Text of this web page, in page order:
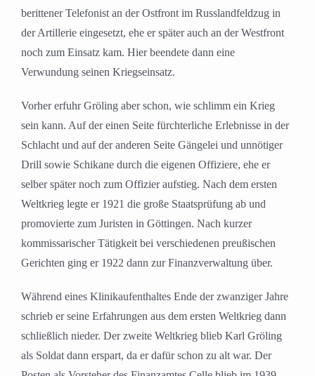
berittener Telefonist an der Ostfront im Russlandfeldzug in
der Artillerie eingesetzt, ehe er später auch an der Westfront
noch zum Einsatz kam. Hier beendete dann eine
Verwundung seinen Kriegseinsatz.
Vorher erfuhr Gröling aber schon, wie schlimm ein Krieg
sein kann. Auf der einen Seite fürchterliche Erlebnisse in der
Schlacht und auf der anderen Seite Gängelei und unnötiger
Drill sowie Schikane durch die eigenen Offiziere, ehe er
selber später noch zum Offizier aufstieg. Nach dem ersten
Weltkrieg legte er 1921 die große Staatsprüfung ab und
promovierte zum Juristen in Göttingen. Nach kurzer
kommissarischer Tätigkeit bei verschiedenen preußischen
Gerichten ging er 1922 dann zur Finanzverwaltung über.
Während eines Klinikaufenthaltes Ende der zwanziger Jahre
schrieb er seine Erfahrungen aus dem ersten Weltkrieg dann
schließlich nieder. Der zweite Weltkrieg blieb Karl Gröling
als Soldat dann erspart, da er dafür schon zu alt war. Der